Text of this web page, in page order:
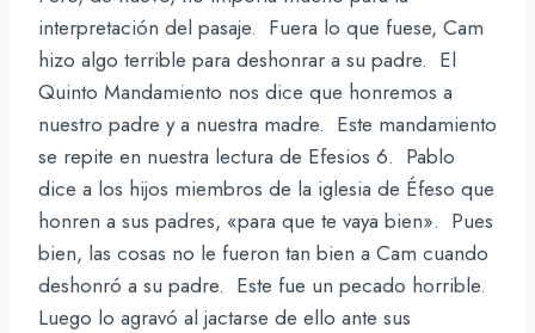
interpretación del pasaje. Fuera lo que fuese, Cam
hizo algo terrible para deshonrar a su padre. El
Quinto Mandamiento nos dice que honremos a
nuestro padre y a nuestra madre. Este mandamiento
se repite en nuestra lectura de Efesios 6. Pablo
dice a los hijos miembros de la iglesia de Éfeso que
honren a sus padres, «para que te vaya bien». Pues
bien, las cosas no le fueron tan bien a Cam cuando
deshonró a su padre. Este fue un pecado horrible.
Luego lo agravó al jactarse de ello ante sus